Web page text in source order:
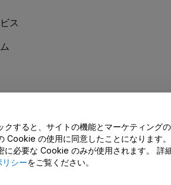
ス
/ こちらまでご連絡下さい
クすると、サイトの機能とマーケティング
Cookie の使用に同意したことになります。
に必要な Cookie のみが使用されます。 詳
シーをご覧ください。